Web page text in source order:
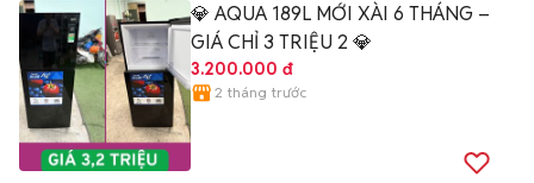
💎 AQUA 189L MỚI XÀI 6 THÁNG –
GIÁ CHỈ 3 TRIỆU 2 💎
3.200.000 đ
2 tháng trước